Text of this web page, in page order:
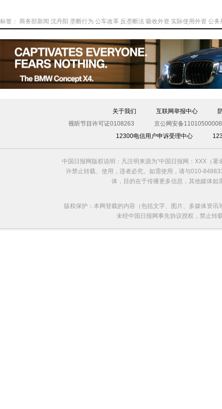
标签： 商务部新闻 沈丹阳 垄断行为 公车改革 反垄断法 吸收外资 实际使用外资 公务
关于我们 互联网举报中心
视听节目许可证0108263
京公网安备
12300电信用户申诉受理中心
中国日报网版权说明：凡注明来源为“中国日报网：XXX（
许禁止转载、使用，违者必究。如需使用，请与010-
体，目的在于传播更多信息，其他媒体
版权保护：本网登载的内容（包括文字、图片、多媒体资
未经中国日报网事先协议授权，禁止转